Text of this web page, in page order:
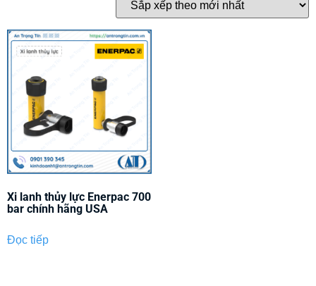
Xi lanh thủy lực Enerpac 700
bar chính hãng USA
Đọc tiếp